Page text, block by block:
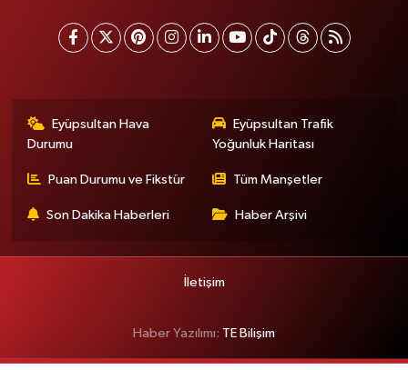
Eyüpsultan Hava
Durumu
Eyüpsultan Trafik
Yoğunluk Haritası
Puan Durumu ve Fikstür Tüm Manşetler
Son Dakika Haberleri Haber Arşivi
İletişim
Haber Yazılımı: TE Bilişim